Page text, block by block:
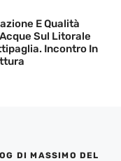
E Qualità
Sul Litorale
Incontro In
DI MASSIMO DEL